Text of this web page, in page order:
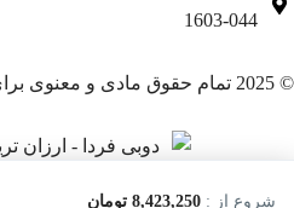
شروع از : 8,423,250 تومان
1603-044
© 2025 تمام حقوق مادی و معنوی برای دبی فردا محفوظ است .